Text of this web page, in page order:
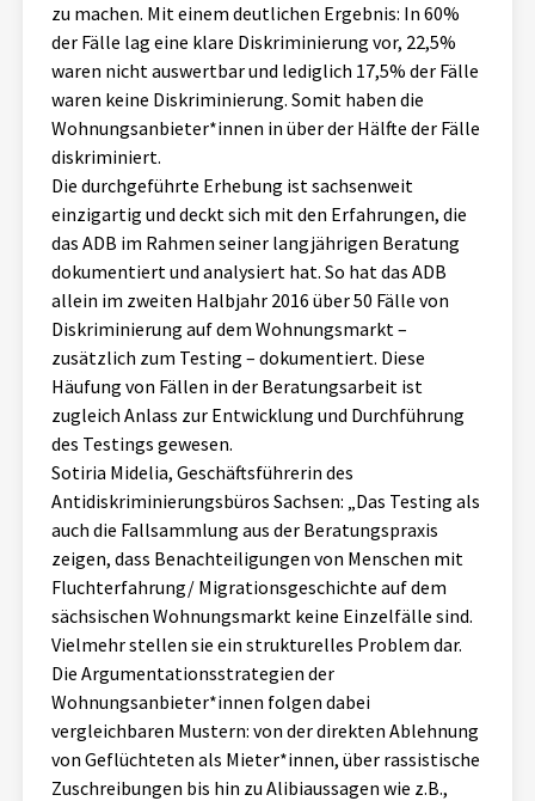
Spenden
chronik.LE in der Presse
zu machen. Mit einem deutlichen Ergebnis: In 60%
der Fälle lag eine klare Diskriminierung vor, 22,5%
waren nicht auswertbar und lediglich 17,5% der Fälle
waren keine Diskriminierung. Somit haben die
Wohnungsanbieter*innen in über der Hälfte der Fälle
diskriminiert.
Die durchgeführte Erhebung ist sachsenweit
einzigartig und deckt sich mit den Erfahrungen, die
das ADB im Rahmen seiner langjährigen Beratung
dokumentiert und analysiert hat. So hat das ADB
allein im zweiten Halbjahr 2016 über 50 Fälle von
Diskriminierung auf dem Wohnungsmarkt –
zusätzlich zum Testing – dokumentiert. Diese
Häufung von Fällen in der Beratungsarbeit ist
zugleich Anlass zur Entwicklung und Durchführung
des Testings gewesen.
Sotiria Midelia, Geschäftsführerin des
Antidiskriminierungsbüros Sachsen: „Das Testing als
auch die Fallsammlung aus der Beratungspraxis
zeigen, dass Benachteiligungen von Menschen mit
Fluchterfahrung/ Migrationsgeschichte auf dem
sächsischen Wohnungsmarkt keine Einzelfälle sind.
Vielmehr stellen sie ein strukturelles Problem dar.
Die Argumentationsstrategien der
Wohnungsanbieter*innen folgen dabei
vergleichbaren Mustern: von der direkten Ablehnung
von Geflüchteten als Mieter*innen, über rassistische
Zuschreibungen bis hin zu Alibiaussagen wie z.B.,